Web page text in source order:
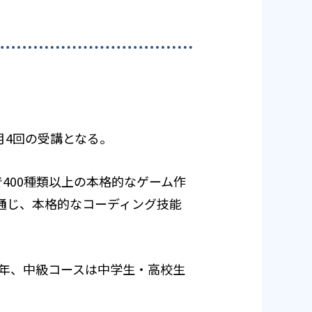
回の受講となる。
種類以上の本格的なゲーム作
、本格的なコーディング技能
、中級コースは中学生・高校生